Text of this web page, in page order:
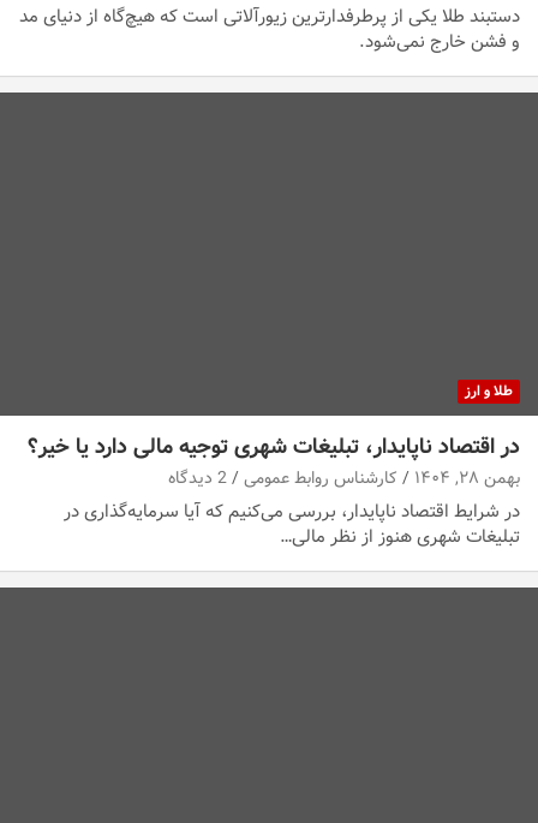
دستبند طلا یکی از پرطرفدارترین زیورآلاتی است که هیچ‌گاه از دنیای مد
و فشن خارج نمی‌شود.
طلا و ارز
در اقتصاد ناپایدار، تبلیغات شهری توجیه مالی دارد یا خیر؟
بهمن ۲۸, ۱۴۰۴ کارشناس روابط عمومی 2 دیدگاه
در شرایط اقتصاد ناپایدار، بررسی می‌کنیم که آیا سرمایه‌گذاری در
تبلیغات شهری هنوز از نظر مالی…